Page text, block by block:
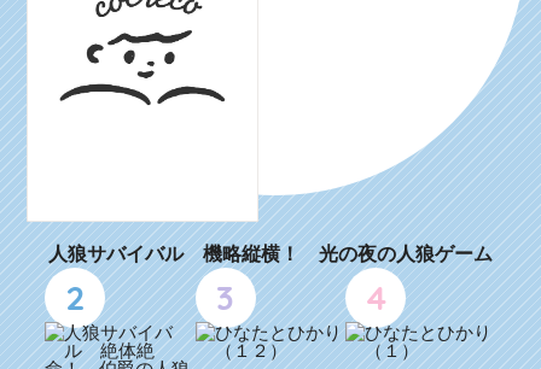
人狼サバイバル 機略縦横！ 光の夜の人狼ゲーム
2 3 4